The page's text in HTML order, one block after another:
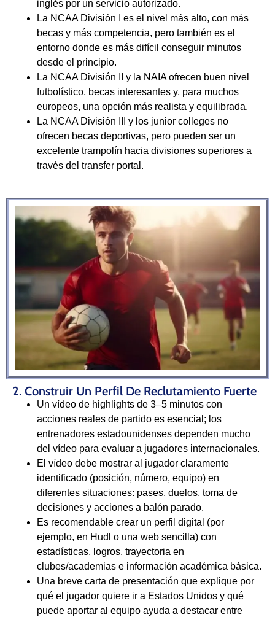
inglés por un servicio autorizado.
La NCAA División I es el nivel más alto, con más
becas y más competencia, pero también es el
entorno donde es más difícil conseguir minutos
desde el principio.
La NCAA División II y la NAIA ofrecen buen nivel
futbolístico, becas interesantes y, para muchos
europeos, una opción más realista y equilibrada.
La NCAA División III y los junior colleges no
ofrecen becas deportivas, pero pueden ser un
excelente trampolín hacia divisiones superiores a
través del transfer portal.
2. Construir Un Perfil De Reclutamiento Fuerte
Un vídeo de highlights de 3–5 minutos con
acciones reales de partido es esencial; los
entrenadores estadounidenses dependen mucho
del vídeo para evaluar a jugadores internacionales.
El vídeo debe mostrar al jugador claramente
identificado (posición, número, equipo) en
diferentes situaciones: pases, duelos, toma de
decisiones y acciones a balón parado.
Es recomendable crear un perfil digital (por
ejemplo, en Hudl o una web sencilla) con
estadísticas, logros, trayectoria en
clubes/academias e información académica básica.
Una breve carta de presentación que explique por
qué el jugador quiere ir a Estados Unidos y qué
puede aportar al equipo ayuda a destacar entre